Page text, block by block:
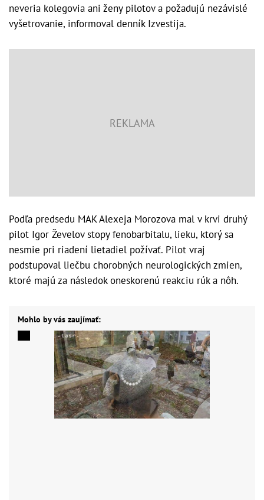
neveria kolegovia ani ženy pilotov a požadujú nezávislé
vyšetrovanie, informoval denník Izvestija.
Podľa predsedu MAK Alexeja Morozova mal v krvi druhý
pilot Igor Ževelov stopy fenobarbitalu, lieku, ktorý sa
nesmie pri riadení lietadiel požívať. Pilot vraj
podstupoval liečbu chorobných neurologických zmien,
ktoré majú za následok oneskorenú reakciu rúk a nôh.
Mohlo by vás zaujímať: